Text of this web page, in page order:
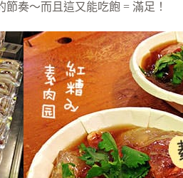
奏～而且這又能吃飽 = 滿足！